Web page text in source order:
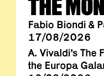
Fabio Biondi &
17/08/2026
A. Vivaldi’s The
the Europa